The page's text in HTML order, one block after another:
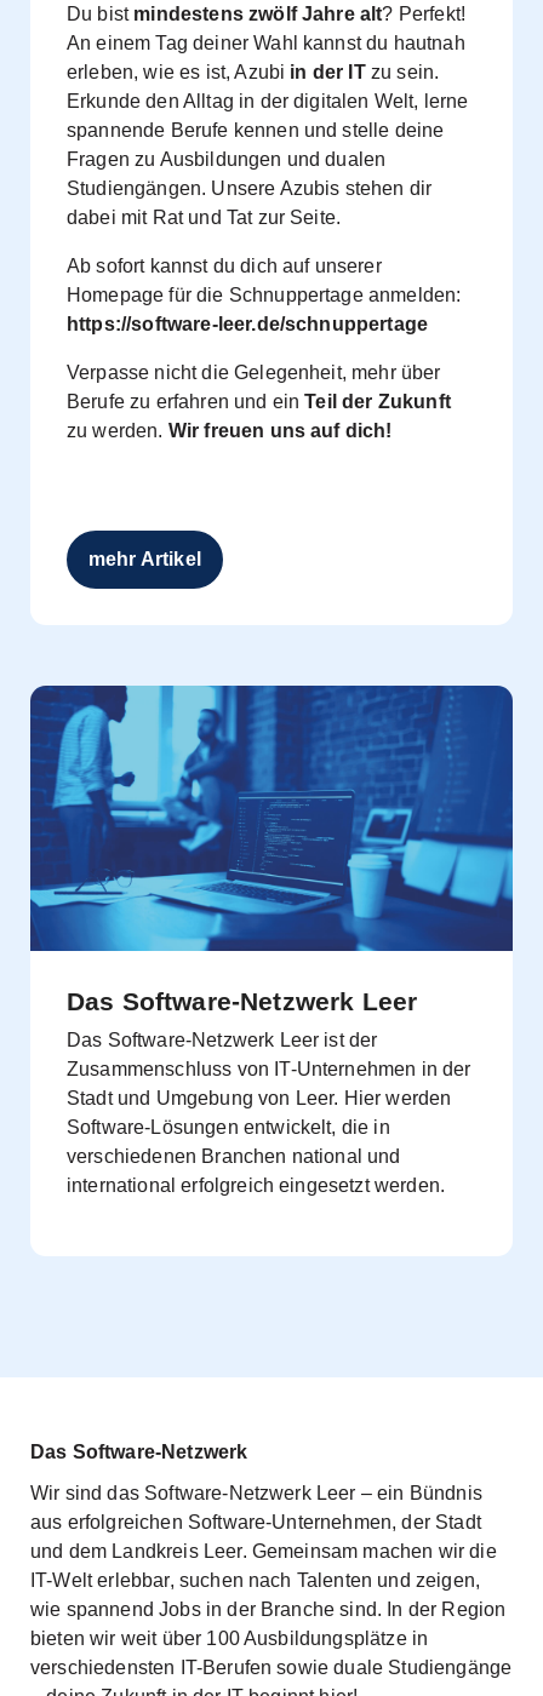
Du bist mindestens zwölf Jahre alt? Perfekt!
An einem Tag deiner Wahl kannst du hautnah
erleben, wie es ist, Azubi in der ITzu sein.
Erkunde den Alltag in der digitalen Welt, lerne
spannende Berufe kennen und stelle deine
Fragen zu Ausbildungen und dualen
Studiengängen. Unsere Azubis stehen dir
dabei mit Rat und Tat zur Seite.
Ab sofort kannst du dich auf unserer
Homepage für die Schnuppertage anmelden:
https://software-leer.de/schnuppertage
Verpasse nicht die Gelegenheit, mehr über
Berufe zu erfahren und einTeil der Zukunft
zu werden. Wir freuen uns auf dich!
mehr Artikel
Das Software-Netzwerk Leer
Das Software-Netzwerk Leer ist der
Zusammenschluss von IT-Unternehmen in der
Stadt und Umgebung von Leer. Hier werden
Software-Lösungen entwickelt, die in
verschiedenen Branchen national und
international erfolgreich eingesetzt werden.
Das Software-Netzwerk
Wir sind das Software-Netzwerk Leer – ein Bündnis
aus erfolgreichen Software-Unternehmen, der Stadt
und dem Landkreis Leer. Gemeinsam machen wir die
IT-Welt erlebbar, suchen nach Talenten und zeigen,
wie spannend Jobs in der Branche sind. In der Region
bieten wir weit über 100 Ausbildungsplätze in
verschiedensten IT-Berufen sowie duale Studiengänge